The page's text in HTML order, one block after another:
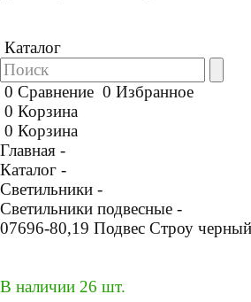
Каталог
0 Сравнение 0 Избранное
0 Корзина
0 Корзина
Главная -
Каталог -
Светильники -
Светильники подвесные -
07696-80,19 Подвес Строу
В наличии 26 шт.